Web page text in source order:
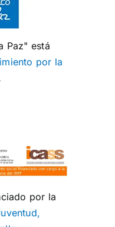
Paz" está
por la
por la